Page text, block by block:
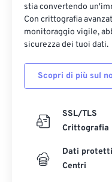
stia convertendo
Con crittografia
monitoraggio vigile,
sicurezza dei tuoi dati.
Scopri di più sul
SSL/TLS
Crittografia
Dati protetti
Centri